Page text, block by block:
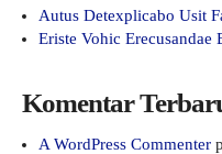
Autus Detexplicabo Usit
Eriste Vohic Erecusandae
Komentar
A WordPress Commenter